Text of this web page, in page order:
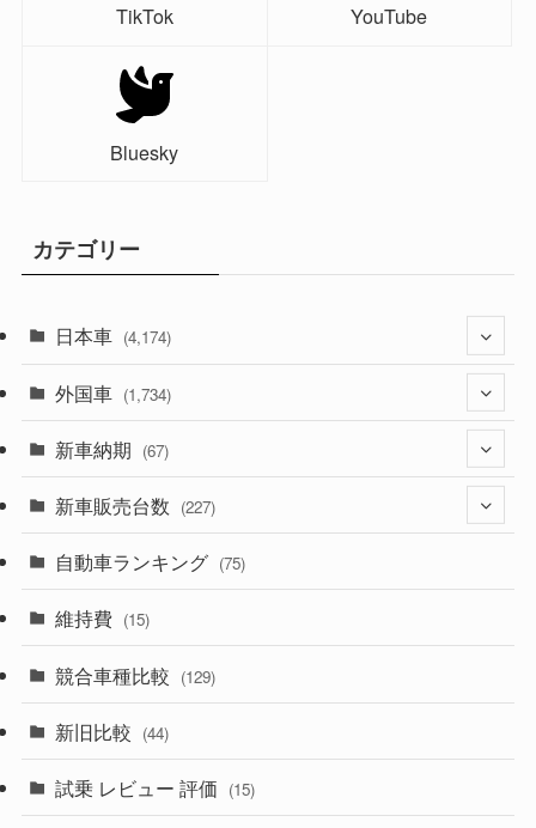
TikTok YouTube
Bluesky
カテゴリー
日本車 (4,174)
(1,321)
(329)
(526)
(357)
(328)
(194)
(230)
(253)
外国車 (1,734)
(242)
(85)
(84)
(14)
(222)
新車納期 (67)
(28)
(8)
(3)
(3)
(5)
新車販売台数 (227)
(21)
(5)
(7)
自動車ランキング (75)
維持費 (15)
競合車種比較 (129)
新旧比較 (44)
試乗 レビュー 評価 (15)